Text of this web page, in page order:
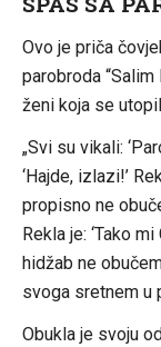
Ovo je priča
parobroda
ženi koja se
„Svi su vikali:
‘Hajde, izlazi!’
propisno ne
Rekla je: ‘Tako
hidžab ne
svoga sretnem u
Obukla je svoju